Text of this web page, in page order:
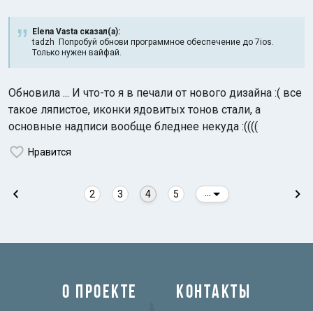
Elena Vasta сказал(а):
tadzh Попробуй обнови программное обеспечение до 7ios.
Только нужен вайфай.
Обновила ... И что-то я в печали от нового дизайна :( все
такое ляпистое, иконки ядовитых тонов стали, а
основные надписи вообще бледнее некуда :((((
Нравится
2 3 4 5
О ПРОЕКТЕ КОНТАКТЫ